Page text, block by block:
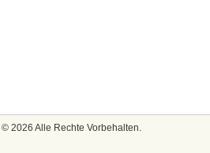
© 2026 Alle Rechte Vorbehalten.